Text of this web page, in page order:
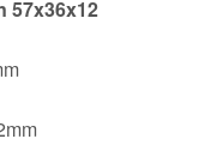
57x36x12